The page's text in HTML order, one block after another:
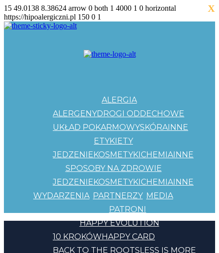
15 49.0138 8.38624 arrow 0 both 1 4000 1 0 horizontal
https://hipoalergiczni.pl 150 0 1
ALERGIA
ALERGENYDROGI ODDECHOWE
UKŁAD POKARMOWYSKÓRAINNE
ETYKIETY
JEDZENIEKOSMETYKICHEMIAINNE
SPOSOBY NA ZDROWIE
JEDZENIEKOSMETYKICHEMIAINNE
WYDARZENIA PARTNERZY
PATRONI
MEDIA
HAPPY EVOLUTION
10 KROKÓWHAPPY CARD
BACK TO THE ROOTSLESS IS MORE
X